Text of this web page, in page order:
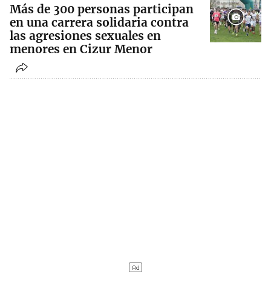
Más de 300 personas participan
en una carrera solidaria contra
las agresiones sexuales en
menores en Cizur Menor